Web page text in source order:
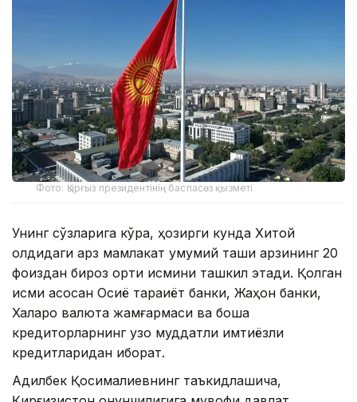
Фото: Қырғыз президентінің баспасөз қызметі
Унинг сўзларига кўра, ҳозирги кунда Хитой
олдидаги қарз мамлакат умумий ташқи қарзининг 20
фоиздан бироз ортиқ қисмини ташкил этади. Қолган
қисми асосан Осиё тараққиёт банки, Жаҳон банки,
Халқаро валюта жамғармаси ва бошқа
кредиторларнинг узоқ муддатли имтиёзли
кредитларидан иборат.
Адилбек Қосималиевнинг таъкидлашича,